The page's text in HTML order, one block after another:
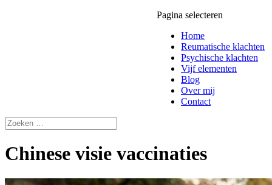
Pagina selecteren
Home
Reumatische klachten
Psychische klachten
Vijf elementen
Blog
Over mij
Contact
Chinese visie vaccinaties